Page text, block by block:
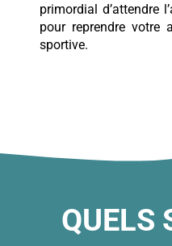
primordial d’attendre
pour reprendre votre
sportive.
QUELS